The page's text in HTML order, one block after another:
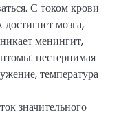
С током крови
мозга,
менингит,
нестерпимая
температура
значительного